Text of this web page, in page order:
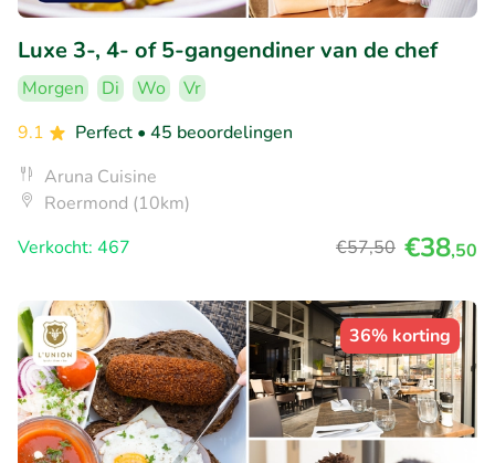
Luxe 3-, 4- of 5-gangendiner van de chef
Morgen Di Wo
Vr
9.1
Perfect • 45 beoordelingen
Aruna Cuisine
Roermond (10km)
Verkocht: 467
€57,50 €38,50
36% korting